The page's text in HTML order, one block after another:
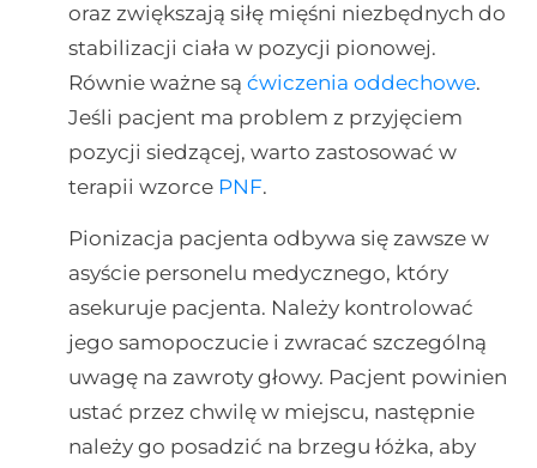
oraz zwiększają siłę mięśni niezbędnych do
stabilizacji ciała w pozycji pionowej.
Równie ważne są ćwiczenia oddechowe.
Jeśli pacjent ma problem z przyjęciem
pozycji siedzącej, warto zastosować w
terapii wzorce PNF.
Pionizacja pacjenta odbywa się zawsze w
asyście personelu medycznego, który
asekuruje pacjenta. Należy kontrolować
jego samopoczucie i zwracać szczególną
uwagę na zawroty głowy. Pacjent powinien
ustać przez chwilę w miejscu, następnie
należy go posadzić na brzegu łóżka, aby